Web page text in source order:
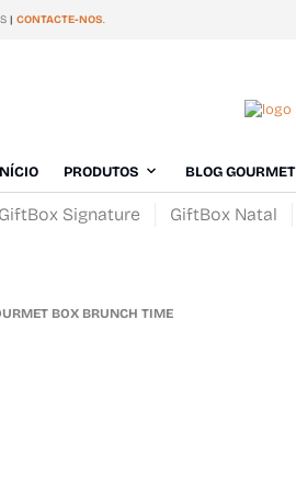
| CONTACTE-NOS.
PRODUTOS BLOG GOURMET
GiftBox Signature GiftBox Natal
BOX BRUNCH TIME